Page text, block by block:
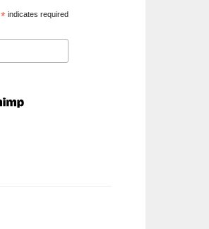
*indicates required